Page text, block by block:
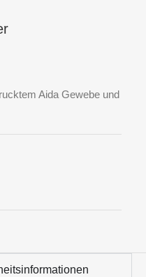
Aida Gewebe und